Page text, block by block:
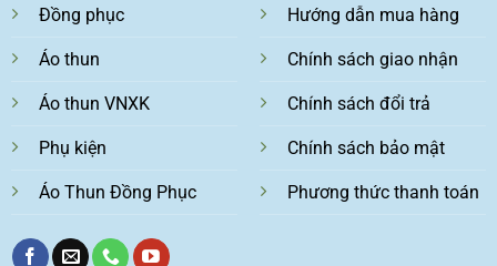
Đồng phục
Áo thun
Áo thun VNXK
Phụ kiện
Áo Thun Đồng Phục
Hướng dẫn mua hàng
Chính sách giao nhận
Chính sách đổi trả
Chính sách bảo mật
Phương thức thanh toán